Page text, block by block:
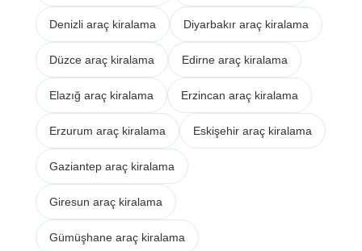
Denizli araç kiralama Diyarbakır araç kiralama
Düzce araç kiralama Edirne araç kiralama
Elazığ araç kiralama Erzincan araç kiralama
Erzurum araç kiralama Eskişehir araç kiralama
Gaziantep araç kiralama
Giresun araç kiralama
Gümüşhane araç kiralama